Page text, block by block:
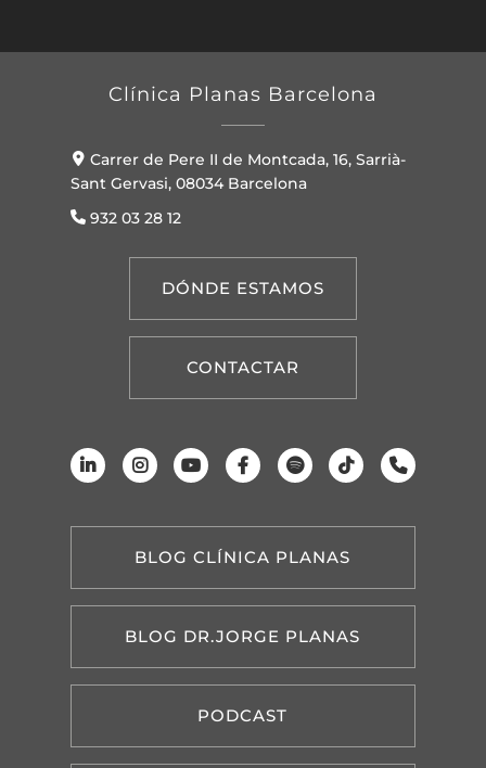
Clínica Planas Barcelona
Carrer de Pere II de Montcada, 16, Sarrià-
Sant Gervasi, 08034 Barcelona
932 03 28 12
DÓNDE ESTAMOS
CONTACTAR
BLOG CLÍNICA PLANAS
BLOG DR.JORGE PLANAS
PODCAST